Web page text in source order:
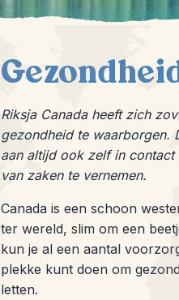
Riksja Canada heeft zich
gezondheid te waarborgen.
aan altijd ook zelf in contact
van zaken te vernemen.
Canada is een schoon
ter wereld, slim om een
kun je al een aantal
plekke kunt doen om
letten.